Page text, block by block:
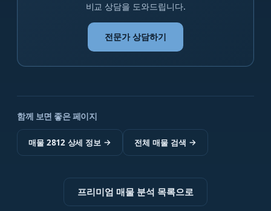
비교 상담을 도와드립니다.
전문가 상담하기
함께 보면 좋은 페이지
매물 2812 상세 정보 → 전체 매물 검색 →
프리미엄 매물 분석 목록으로